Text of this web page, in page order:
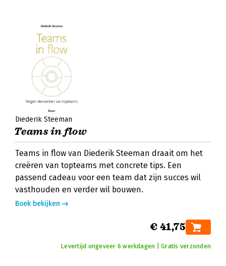
Diederik Steeman
Teams in flow
Teams in flow van Diederik Steeman draait om het
creëren van topteams met concrete tips. Een
passend cadeau voor een team dat zijn succes wil
vasthouden en verder wil bouwen.
Boek bekijken
€ 41,75
Levertijd ongeveer 6 werkdagen | Gratis verzonden